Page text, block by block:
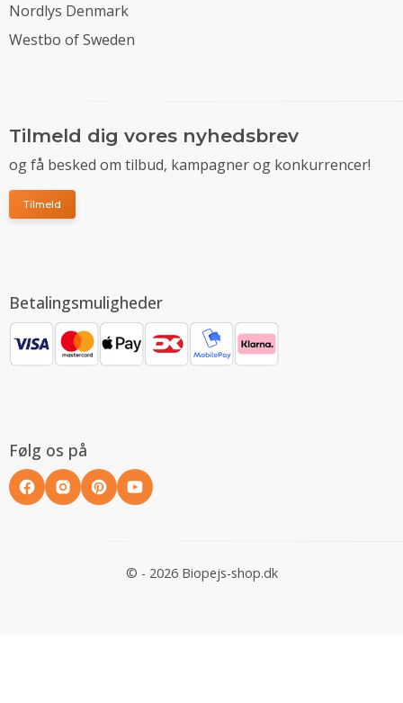
Nordlys Denmark
Westbo of Sweden
Tilmeld dig vores nyhedsbrev
og få besked om tilbud, kampagner og konkurrencer!
Tilmeld
Betalingsmuligheder
Følg os på
© - 2026 Biopejs-shop.dk